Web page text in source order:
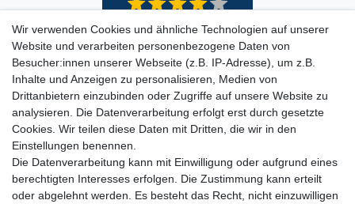
Wir verwenden Cookies und ähnliche Technologien auf unserer
Website und verarbeiten personenbezogene Daten von
Besucher:innen unserer Webseite (z.B. IP-Adresse), um z.B.
Inhalte und Anzeigen zu personalisieren, Medien von
Drittanbietern einzubinden oder Zugriffe auf unsere Website zu
analysieren. Die Datenverarbeitung erfolgt erst durch gesetzte
Cookies. Wir teilen diese Daten mit Dritten, die wir in den
Einstellungen benennen.
Die Datenverarbeitung kann mit Einwilligung oder aufgrund eines
berechtigten Interesses erfolgen. Die Zustimmung kann erteilt
oder abgelehnt werden. Es besteht das Recht, nicht einzuwilligen